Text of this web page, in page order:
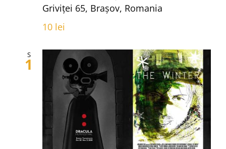
Griviței 65, Brașov, Romania
10 lei
S
1